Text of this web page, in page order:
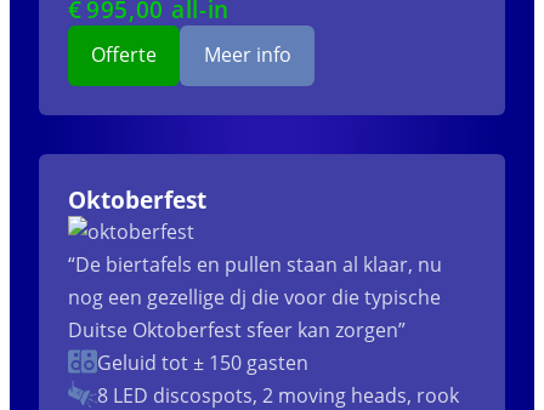
€995,00 all-in
Offerte Meer info
Oktoberfest
“De biertafels en pullen staan al klaar, nu
nog een gezellige dj die voor die typische
Duitse Oktoberfest sfeer kan zorgen”
Geluid tot ± 150 gasten
8 LED discospots, 2 moving heads, rook